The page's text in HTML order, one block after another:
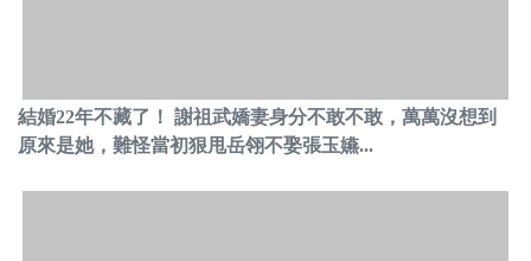
結婚22年不藏了！ 謝祖武嬌妻身分不敢不敢，萬萬沒想到
原來是她，難怪當初狠甩岳翎不娶張玉嬿...